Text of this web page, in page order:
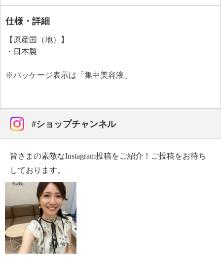
剤不使用、タール系色素不使用、紫外線吸収剤不使用
仕様・詳細
【原産国（地）】
・日本製
※パッケージ表示は「集中美容液」
#ショップチャンネル
皆さまの素敵なInstagram投稿をご紹介！ご投稿をお待ち
しております。